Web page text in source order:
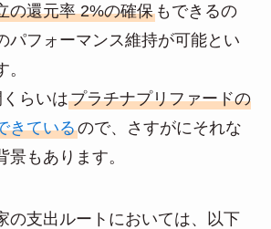
の還元率 2%の確保もできるの
パフォーマンス維持が可能とい
らいはプラチナプリファードの
きているので、さすがにそれな
景もあります。
の支出ルートにおいては、以下